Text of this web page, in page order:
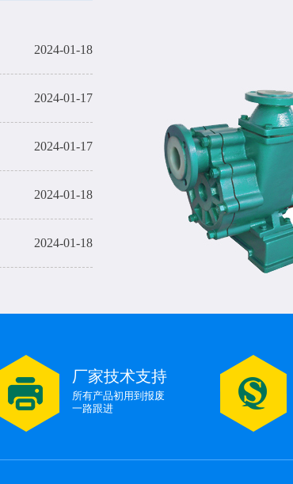
2024-01-17厂家技术支持
所有产品初用到报废
一路跟进